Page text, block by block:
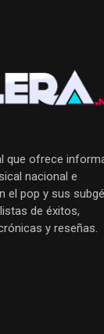
que ofrece
nacional e
el pop y sus
de éxitos,
y reseñas.